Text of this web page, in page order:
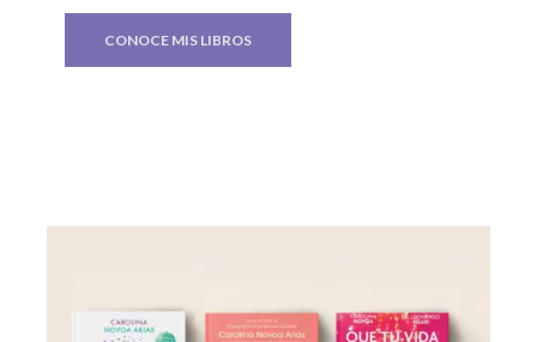
CONOCE MIS LIBROS